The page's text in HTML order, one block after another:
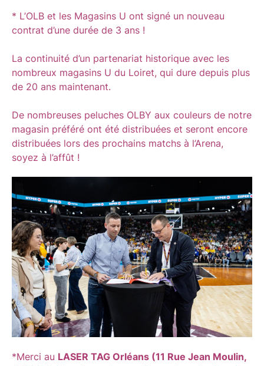
* L’OLB et les Magasins U ont signé un nouveau
contrat d’une durée de 3 ans !
La continuité d’un partenariat historique avec les
nombreux magasins U du Loiret, qui dure depuis plus
de 20 ans maintenant.
De nombreuses peluches OLBY aux couleurs de notre
magasin préféré ont été distribuées et seront encore
distribuées lors des prochains matchs à l’Arena,
soyez à l’affût !
*Merci au LASER TAG Orléans (11 Rue Jean Moulin,